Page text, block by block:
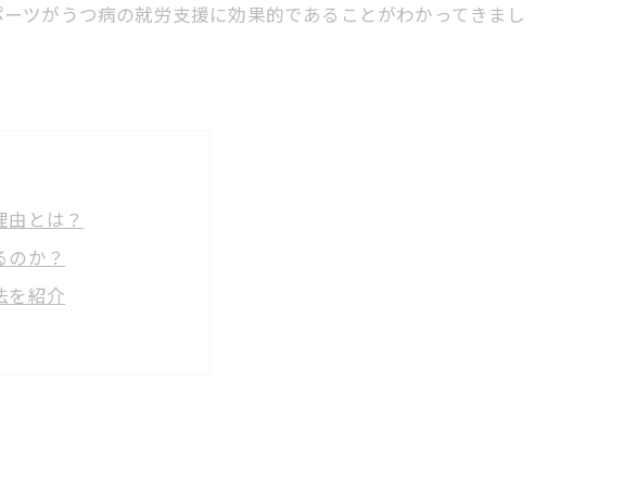
ツがうつ病の就労支援に効果的であることがわかってきまし
とは？
か？
を紹介
例